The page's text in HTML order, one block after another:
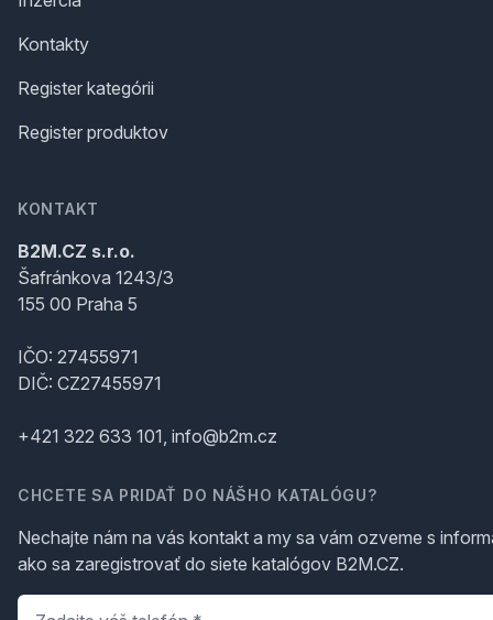
Kontakty
Register kategórii
Register produktov
KONTAKT
B2M.CZ s.r.o.
Šafránkova 1243/3
155 00 Praha 5
IČO: 27455971
DIČ: CZ27455971
+421 322 633 101, info@b2m.cz
CHCETE SA PRIDAŤ DO NÁŠHO KATALÓGU?
Nechajte nám na vás kontakt a my sa vám ozveme s
ako sa zaregistrovať do siete katalógov B2M.CZ.
Telefón